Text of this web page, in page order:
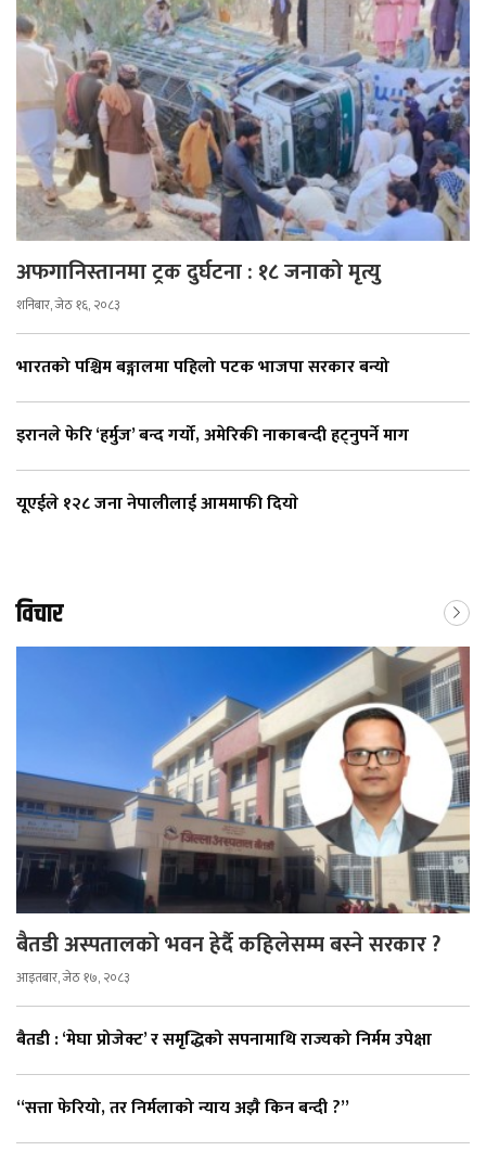
अफगानिस्तानमा ट्रक दुर्घटना : १८ जनाको मृत्यु
शनिबार, जेठ १६, २०८३
भारतको पश्चिम बङ्गालमा पहिलो पटक भाजपा सरकार बन्यो
इरानले फेरि ‘हर्मुज’ बन्द गर्यो, अमेरिकी नाकाबन्दी हट्नुपर्ने माग
यूएईले १२८ जना नेपालीलाई आममाफी दियाे
विचार
बैतडी अस्पतालको भवन हेर्दै कहिलेसम्म बस्ने सरकार ?
आइतबार, जेठ १७, २०८३
बैतडी : ‘मेघा प्रोजेक्ट’ र समृद्धिको सपनामाथि राज्यको निर्मम उपेक्षा
“सत्ता फेरियो, तर निर्मलाको न्याय अझै किन बन्दी ?”